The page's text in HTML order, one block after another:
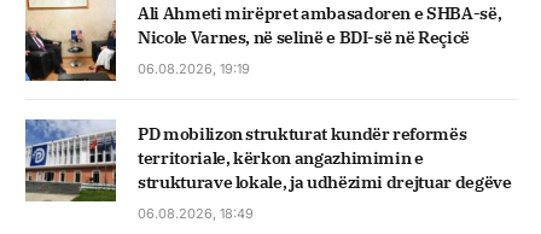
Ali Ahmeti mirëpret ambasadoren e SHBA-së,
Nicole Varnes, në selinë e BDI-së në Reçicë
06.08.2026, 19:19
PD mobilizon strukturat kundër reformës
territoriale, kërkon angazhimimin e
strukturave lokale, ja udhëzimi drejtuar degëve
06.08.2026, 18:49